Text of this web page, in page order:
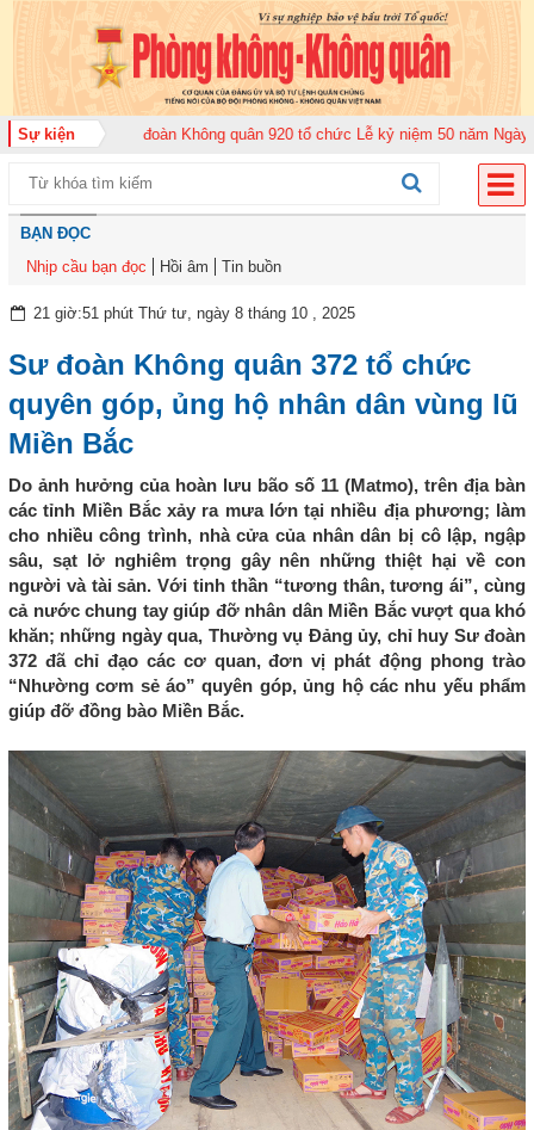
Sự kiệnTrung đoàn Không quân 920 tổ chức Lễ kỷ niệm 50 năm Ngày
BẠN ĐỌC
Nhịp cầu bạn đọc
Hồi âm Tin buồn
21 giờ:51 phút Thứ tư, ngày 8 tháng 10 , 2025
Sư đoàn Không quân 372 tổ chức
quyên góp, ủng hộ nhân dân vùng lũ
Miền Bắc
Do ảnh hưởng của hoàn lưu bão số 11 (Matmo), trên địa bàn
các tỉnh Miền Bắc xảy ra mưa lớn tại nhiều địa phương; làm
cho nhiều công trình, nhà cửa của nhân dân bị cô lập, ngập
sâu, sạt lở nghiêm trọng gây nên những thiệt hại về con
người và tài sản. Với tinh thần “tương thân, tương ái”, cùng
cả nước chung tay giúp đỡ nhân dân Miền Bắc vượt qua khó
khăn; những ngày qua, Thường vụ Đảng ủy, chỉ huy Sư đoàn
372 đã chỉ đạo các cơ quan, đơn vị phát động phong trào
“Nhường cơm sẻ áo” quyên góp, ủng hộ các nhu yếu phẩm
giúp đỡ đồng bào Miền Bắc.